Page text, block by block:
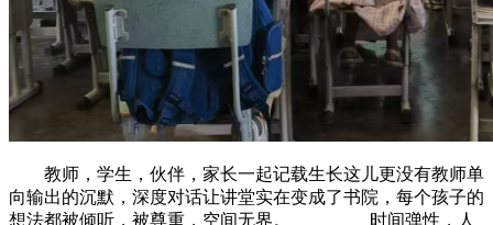
教师，学生，伙伴，家长一起记载生长这儿更没有教师单
向输出的沉默，深度对话让讲堂实在变成了书院，每个孩子的
想法都被倾听，被尊重，空间无界。 时间弹性，人